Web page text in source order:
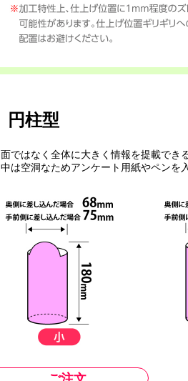
円柱型
面ではなく全体に大きく情報を提載でき
中は空洞なためアンケート用紙やペンを